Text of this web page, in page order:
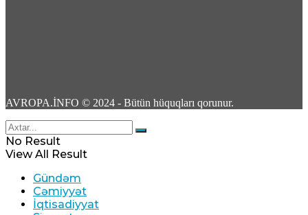
Məhəmməd Bağet Zülqədr: “ABŞ dəniz
blokadasını ləğv etməli və qoşunları İran
09 Avqust 2026 / 9:59
AVROPA.İNFO © 2024 - Bütün hüquqları qorunur.
No Result
View All Result
Gündəm
Cəmiyyət
İqtisadiyyat